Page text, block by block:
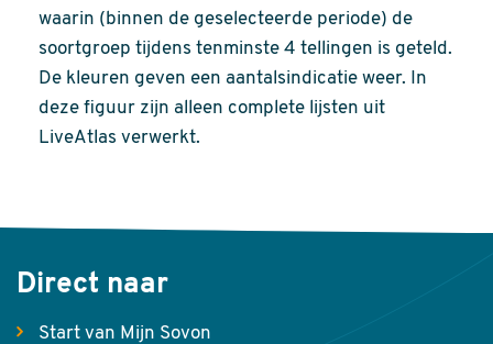
waarin (binnen de geselecteerde periode) de
soortgroep tijdens tenminste 4 tellingen is geteld.
De kleuren geven een aantalsindicatie weer. In
deze figuur zijn alleen complete lijsten uit
LiveAtlas verwerkt.
Direct naar
Start van Mijn Sovon